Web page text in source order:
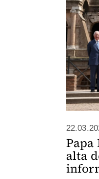
Papa
alta